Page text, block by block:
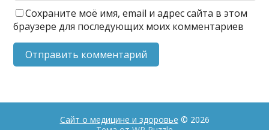
Сохраните моё имя, email и адрес сайта в этом
браузере для последующих моих комментариев
Сайт о медицине и здоровье © 2026